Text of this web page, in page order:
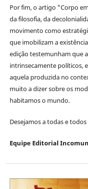
Por fim, o artigo "Corpo
da filosofia, da
movimento como
que imobilizam a
edição testemunham que
intrinsecamente políticos,
aquela produzida no
muito a dizer sobre os
habitamos o mundo.
Desejamos a todas e
Equipe Editorial